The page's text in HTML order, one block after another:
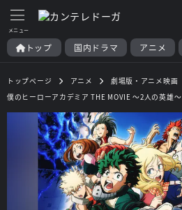
トップ 国内ドラマ アニメ
トップページ アニメ
劇場版・アニメ映画
僕のヒーローアカデミア THE MOVIE ～2人の英雄～